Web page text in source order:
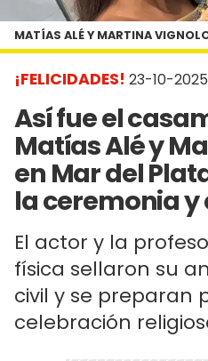
¡FELICIDADES! 23-10-2025
Así fue el
Matías Alé y
en Mar del
la ceremonia y
El actor y la
física sellaron su
civil y se preparan
celebración
MATÍAS ALÉ Y MARTINA